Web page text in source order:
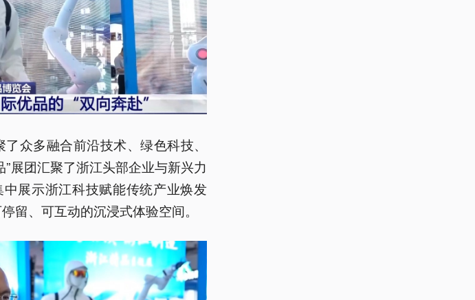
众多融合前沿技术、绿色科技、
展团汇聚了浙江头部企业与新兴力
展示浙江科技赋能传统产业焕发
留、可互动的沉浸式体验空间。